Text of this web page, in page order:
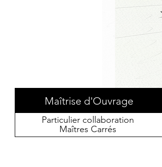
Maîtrise d'Ouvrage
Particulier collaboration
Maîtres Carrés